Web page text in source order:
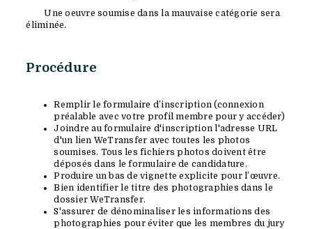
Une oeuvre soumise dans la mauvaise catégorie sera
éliminée.
Procédure
Remplir le formulaire d’inscription (connexion
préalable avec votre profil membre pour y accéder)
Joindre au formulaire d'inscription l'adresse URL
d'un lien WeTransfer avec toutes les photos
soumises. Tous les fichiers photos doivent être
déposés dans le formulaire de candidature.
Produire un bas de vignette explicite pour l’œuvre.
Bien identifier le titre des photographies dans le
dossier WeTransfer.
S'assurer de dénominaliser les informations des
photographies pour éviter que les membres du jury